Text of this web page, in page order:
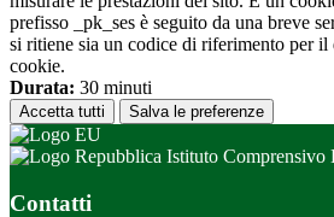
prefisso _pk_ses è seguito da una breve
si ritiene sia un codice di riferimento per
cookie.
Durata: 30 minuti
Accetta tutti Salva le preferenze
Istituto Comprensivo
Contatti